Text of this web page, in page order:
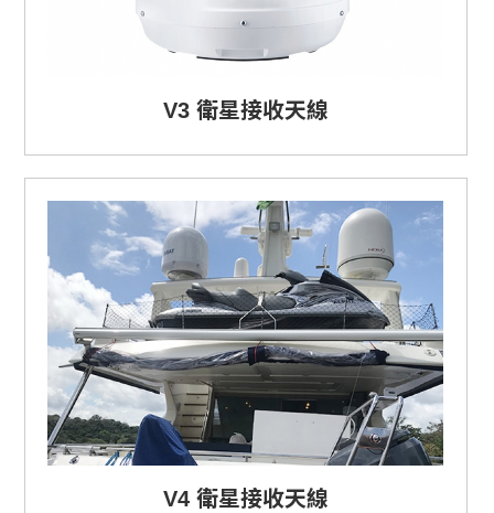
V3 衛星接收天線
V4 衛星接收天線